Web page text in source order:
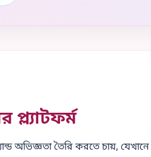
প্ল্যাটফর্ম
অভিজ্ঞতা তৈরি করতে চায়, যেখানে